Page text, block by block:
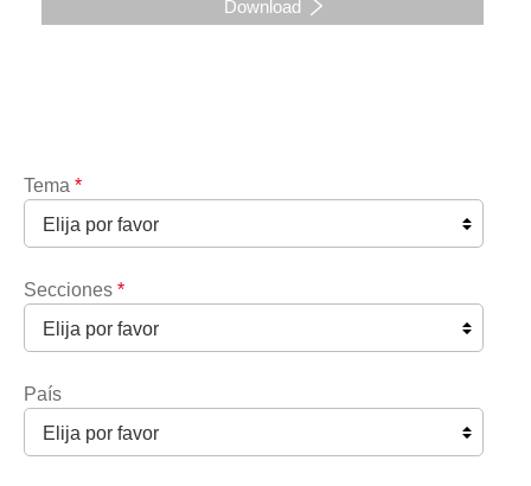
Download
Tema *
Secciones *
País